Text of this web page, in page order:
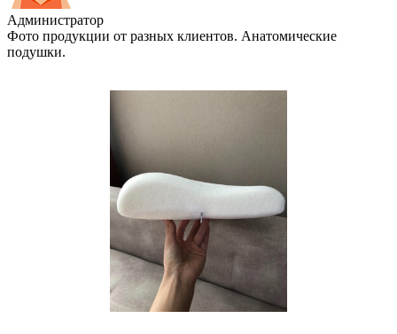
Администратор
Фото продукции от разных клиентов. Анатомические
подушки.